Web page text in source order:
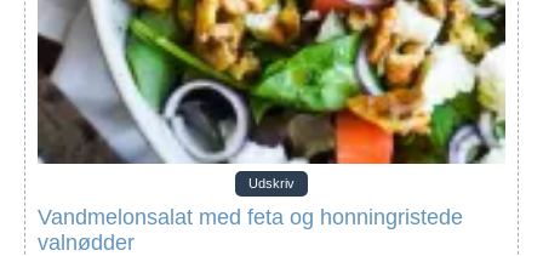
Udskriv
Vandmelonsalat med feta og honningristede
valnødder